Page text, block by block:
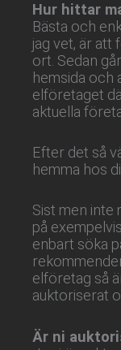
Hur hittar
Bästa och
jag vet, är att
ort. Sedan
hemsida och
elföretaget
aktuella
Efter det så
hemma hos
Sist men inte
på
enbart söka
elföretag så
auktoriserat
Är ni